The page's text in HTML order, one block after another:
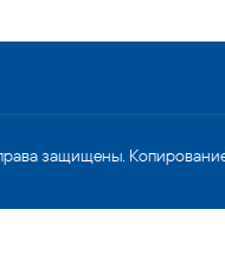
защищены.